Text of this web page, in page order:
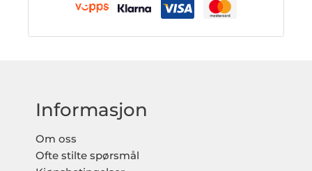
Informasjon
Om oss
Ofte stilte spørsmål